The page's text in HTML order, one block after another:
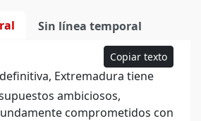
Sin línea temporal
Copiar texto
Extremadura tiene
ambiciosos,
comprometidos con